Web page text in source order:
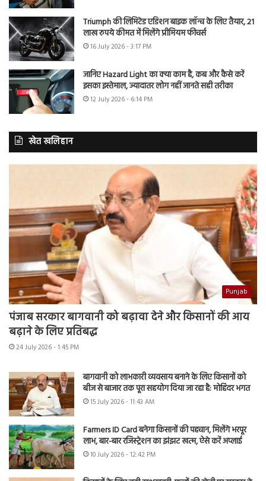
Triumph की लिमिटेड एडिशन बाइक लॉन्च के लिए तैयार, 21
लाख रुपये कीमत में मिलेंगे प्रीमियम फीचर्स
16 July 2026 - 3:17 PM
जानिए Hazard Light का क्या काम है, कब और कैसे करें
इसका इस्तेमाल, ज्यादातर लोग नहीं जानते सही तरीका
12 July 2026 - 6:14 PM
खेत खलिहान
Punjab
पंजाब सरकार बागवानी को बढ़ावा देने और किसानों की आय
बढ़ाने के लिए प्रतिबद्ध
24 July 2026 - 1:45 PM
बागवानी को लाभकारी व्यवसाय बनाने के लिए किसानों को
बीज से बाजार तक पूरा सहयोग दिया जा रहा है: मोहिंदर भगत
15 July 2026 - 11:43 AM
Farmers ID Card बनेगा किसानों की पहचान, मिलेंगे भरपूर
लाभ, बार-बार रजिस्ट्रेशन का झंझट खत्म, ऐसे करें अप्लाई
10 July 2026 - 12:42 PM